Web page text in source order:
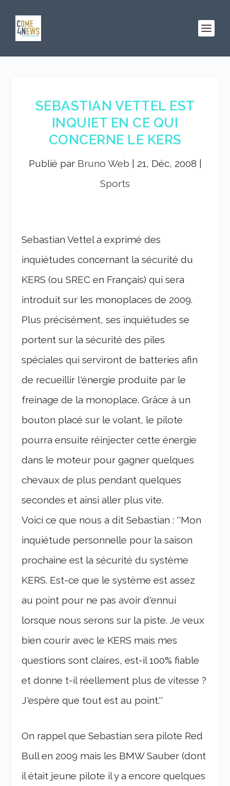
SEBASTIAN VETTEL EST
INQUIET EN CE QUI
CONCERNE LE KERS
Publié par Bruno Web 21, Déc, 2008
Sports
Sebastian Vettel a exprimé des
inquiétudes concernant la sécurité du
KERS (ou SREC en Français) qui sera
introduit sur les monoplaces de 2009.
Plus précisément, ses inquiétudes se
portent sur la sécurité des piles
spéciales qui serviront de batteries afin
de recueillir l'énergie produite par le
freinage de la monoplace. Grâce à un
bouton placé sur le volant, le pilote
pourra ensuite réinjecter cette énergie
dans le moteur pour gagner quelques
chevaux de plus pendant quelques
secondes et ainsi aller plus vite.
Voici ce que nous a dit Sebastian : ''Mon
inquiétude personnelle pour la saison
prochaine est la sécurité du système
KERS. Est-ce que le système est assez
au point pour ne pas avoir d'ennui
lorsque nous serons sur la piste. Je veux
bien courir avec le KERS mais mes
questions sont claires, est-il 100% fiable
et donne t-il réellement plus de vitesse ?
J'espère que tout est au point.''
On rappel que Sebastian sera pilote Red
Bull en 2009 mais les BMW Sauber (dont
il était jeune pilote il y a encore quelques